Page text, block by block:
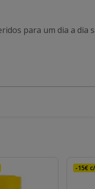
para um dia a dia
-15€